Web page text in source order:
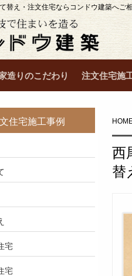
替え・注文住宅ならコンドウ建築へご
造りのこだわり 注文住宅施
西
替
住宅施工事例
宅
宅